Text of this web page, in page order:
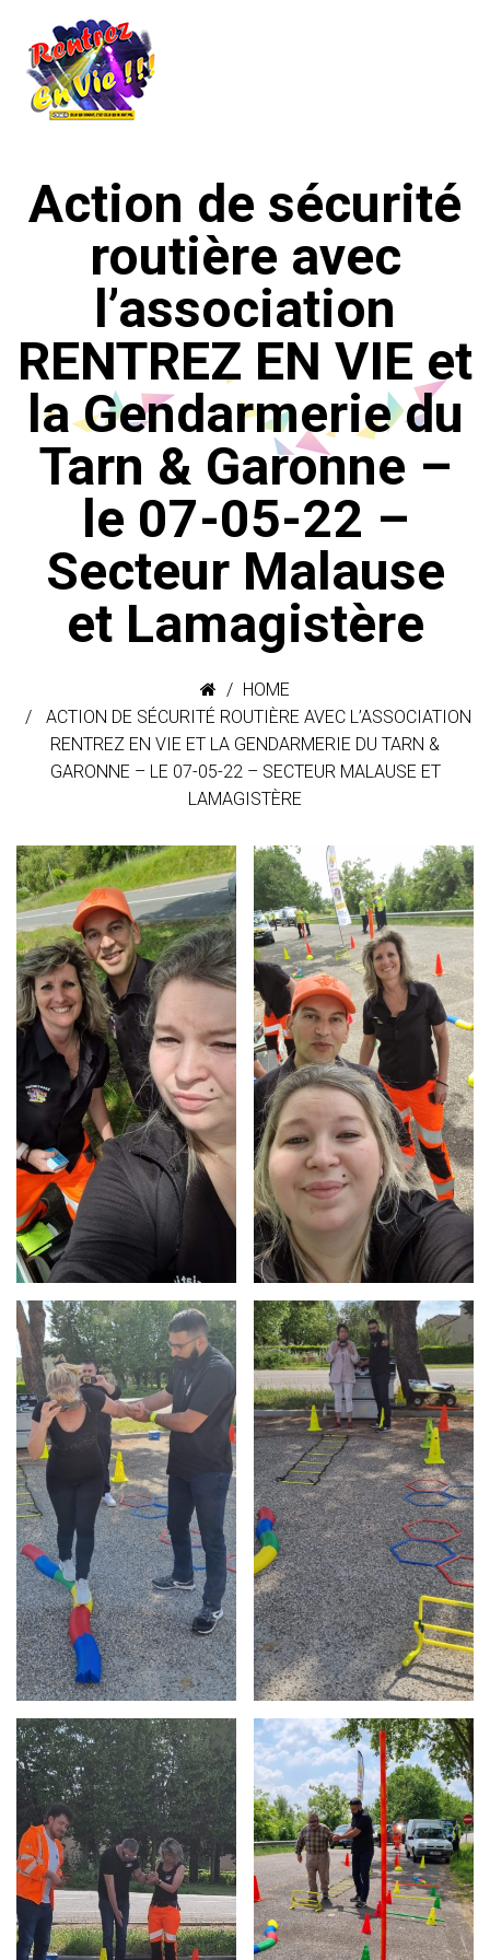
Action de sécurité
routière avec
l’association
RENTREZ EN VIE et
la Gendarmerie du
Tarn & Garonne –
le 07-05-22 –
Secteur Malause
et Lamagistère
HOME
ACTION DE SÉCURITÉ ROUTIÈRE AVEC L’ASSOCIATION
RENTREZ EN VIE ET LA GENDARMERIE DU TARN &
GARONNE – LE 07-05-22 – SECTEUR MALAUSE ET
LAMAGISTÈRE